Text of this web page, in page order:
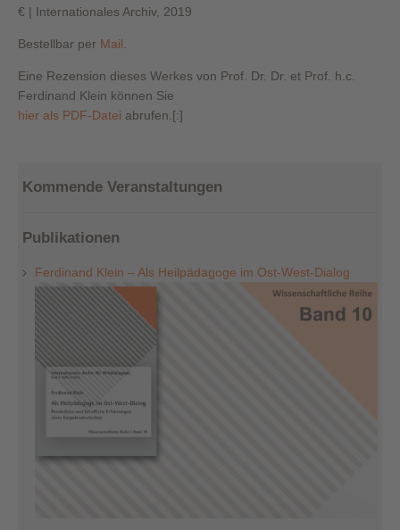
€ | Internationales Archiv, 2019
Bestellbar per Mail
Eine Rezension dieses Werkes von Prof. Dr. Dr. et Prof. h.c.
Ferdinand Klein können Sie
hier als PDF-Datei abrufen.[:]
Kommende Veranstaltungen
Publikationen
Ferdinand Klein – Als Heilpädagoge im Ost-West-Dialog